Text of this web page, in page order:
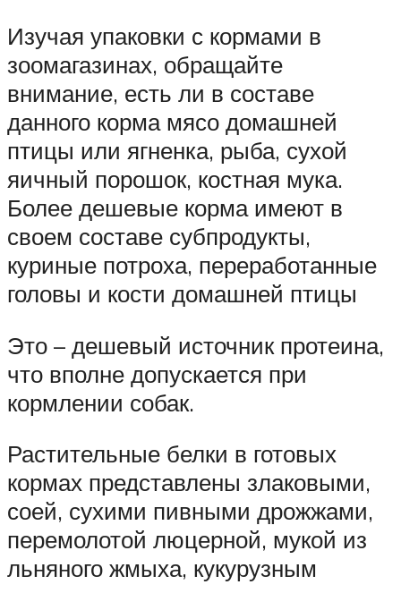
Изучая упаковки с кормами в
зоомагазинах, обращайте
внимание, есть ли в составе
данного корма мясо домашней
птицы или ягненка, рыба, сухой
яичный порошок, костная мука.
Более дешевые корма имеют в
своем составе субпродукты,
куриные потроха, переработанные
головы и кости домашней птицы
Это – дешевый источник протеина,
что вполне допускается при
кормлении собак.
Растительные белки в готовых
кормах представлены злаковыми,
соей, сухими пивными дрожжами,
перемолотой люцерной, мукой из
льняного жмыха, кукурузным